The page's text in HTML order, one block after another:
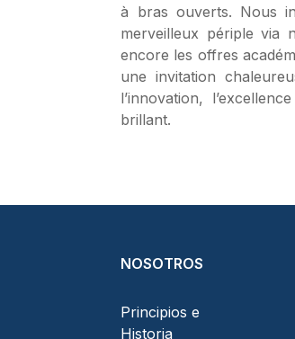
à bras ouverts. Nous
merveilleux périple via
encore les offres
une invitation
l’innovation,
brillant.
NOSOTROS
Principios e
Historia